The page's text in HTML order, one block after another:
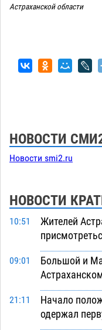
Астраханской области
НОВОСТИ
Новости smi2.ru
НОВОСТИ
10:51
Жителей
09:01
Большой и
21:11
Начало
одержал